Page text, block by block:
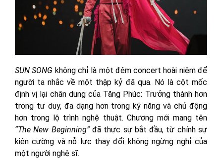
SUN SONG không chỉ là một đêm concert hoài niệm để
người ta nhắc về một thập kỷ đã qua. Nó là cột mốc
định vị lại chân dung của Tăng Phúc: Trưởng thành hơn
trong tư duy, đa dạng hơn trong kỹ năng và chủ động
hơn trong lộ trình nghệ thuật. Chương mới mang tên
“The New Beginning”đã thực sự bắt đầu, từ chính sự
kiên cường và nỗ lực thay đổi không ngừng nghỉ của
một người nghệ sĩ.